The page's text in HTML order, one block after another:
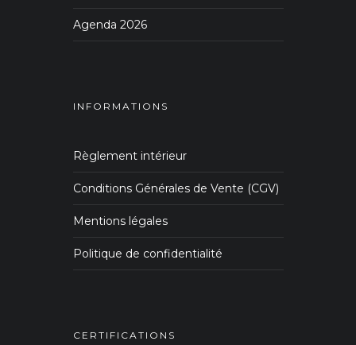
Agenda 2026
INFORMATIONS
Règlement intérieur
Conditions Générales de Vente (CGV)
Mentions légales
Politique de confidentialité
CERTIFICATIONS